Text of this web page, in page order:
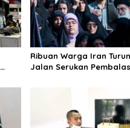
Ribuan Warga Iran
Jalan Serukan